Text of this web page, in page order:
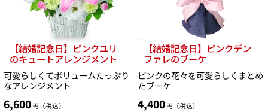
【結婚記念日】ピンクユリ
のキュートアレンジメント
可愛らしくてボリュームたっぷり
なアレンジメント
6,600 円（税込）
【結婚記念日】ピンクデン
ファレのブーケ
ピンクの花々を可愛らしくまとめ
たブーケ
4,400 円（税込）